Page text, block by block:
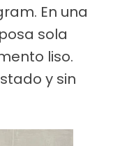
En una
sola
liso.
y sin